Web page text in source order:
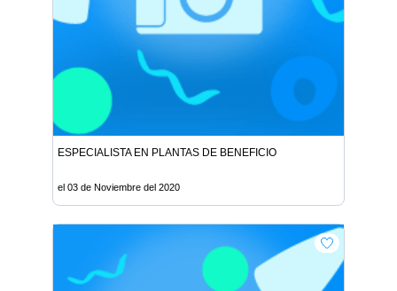
ESPECIALISTA EN PLANTAS DE BENEFICIO
el 03 de Noviembre del 2020